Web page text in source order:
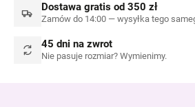
Dostawa gratis od 350 zł
Zamów do 14:00 — wysyłka tego
45 dni na zwrot
Nie pasuje rozmiar? Wymienimy.